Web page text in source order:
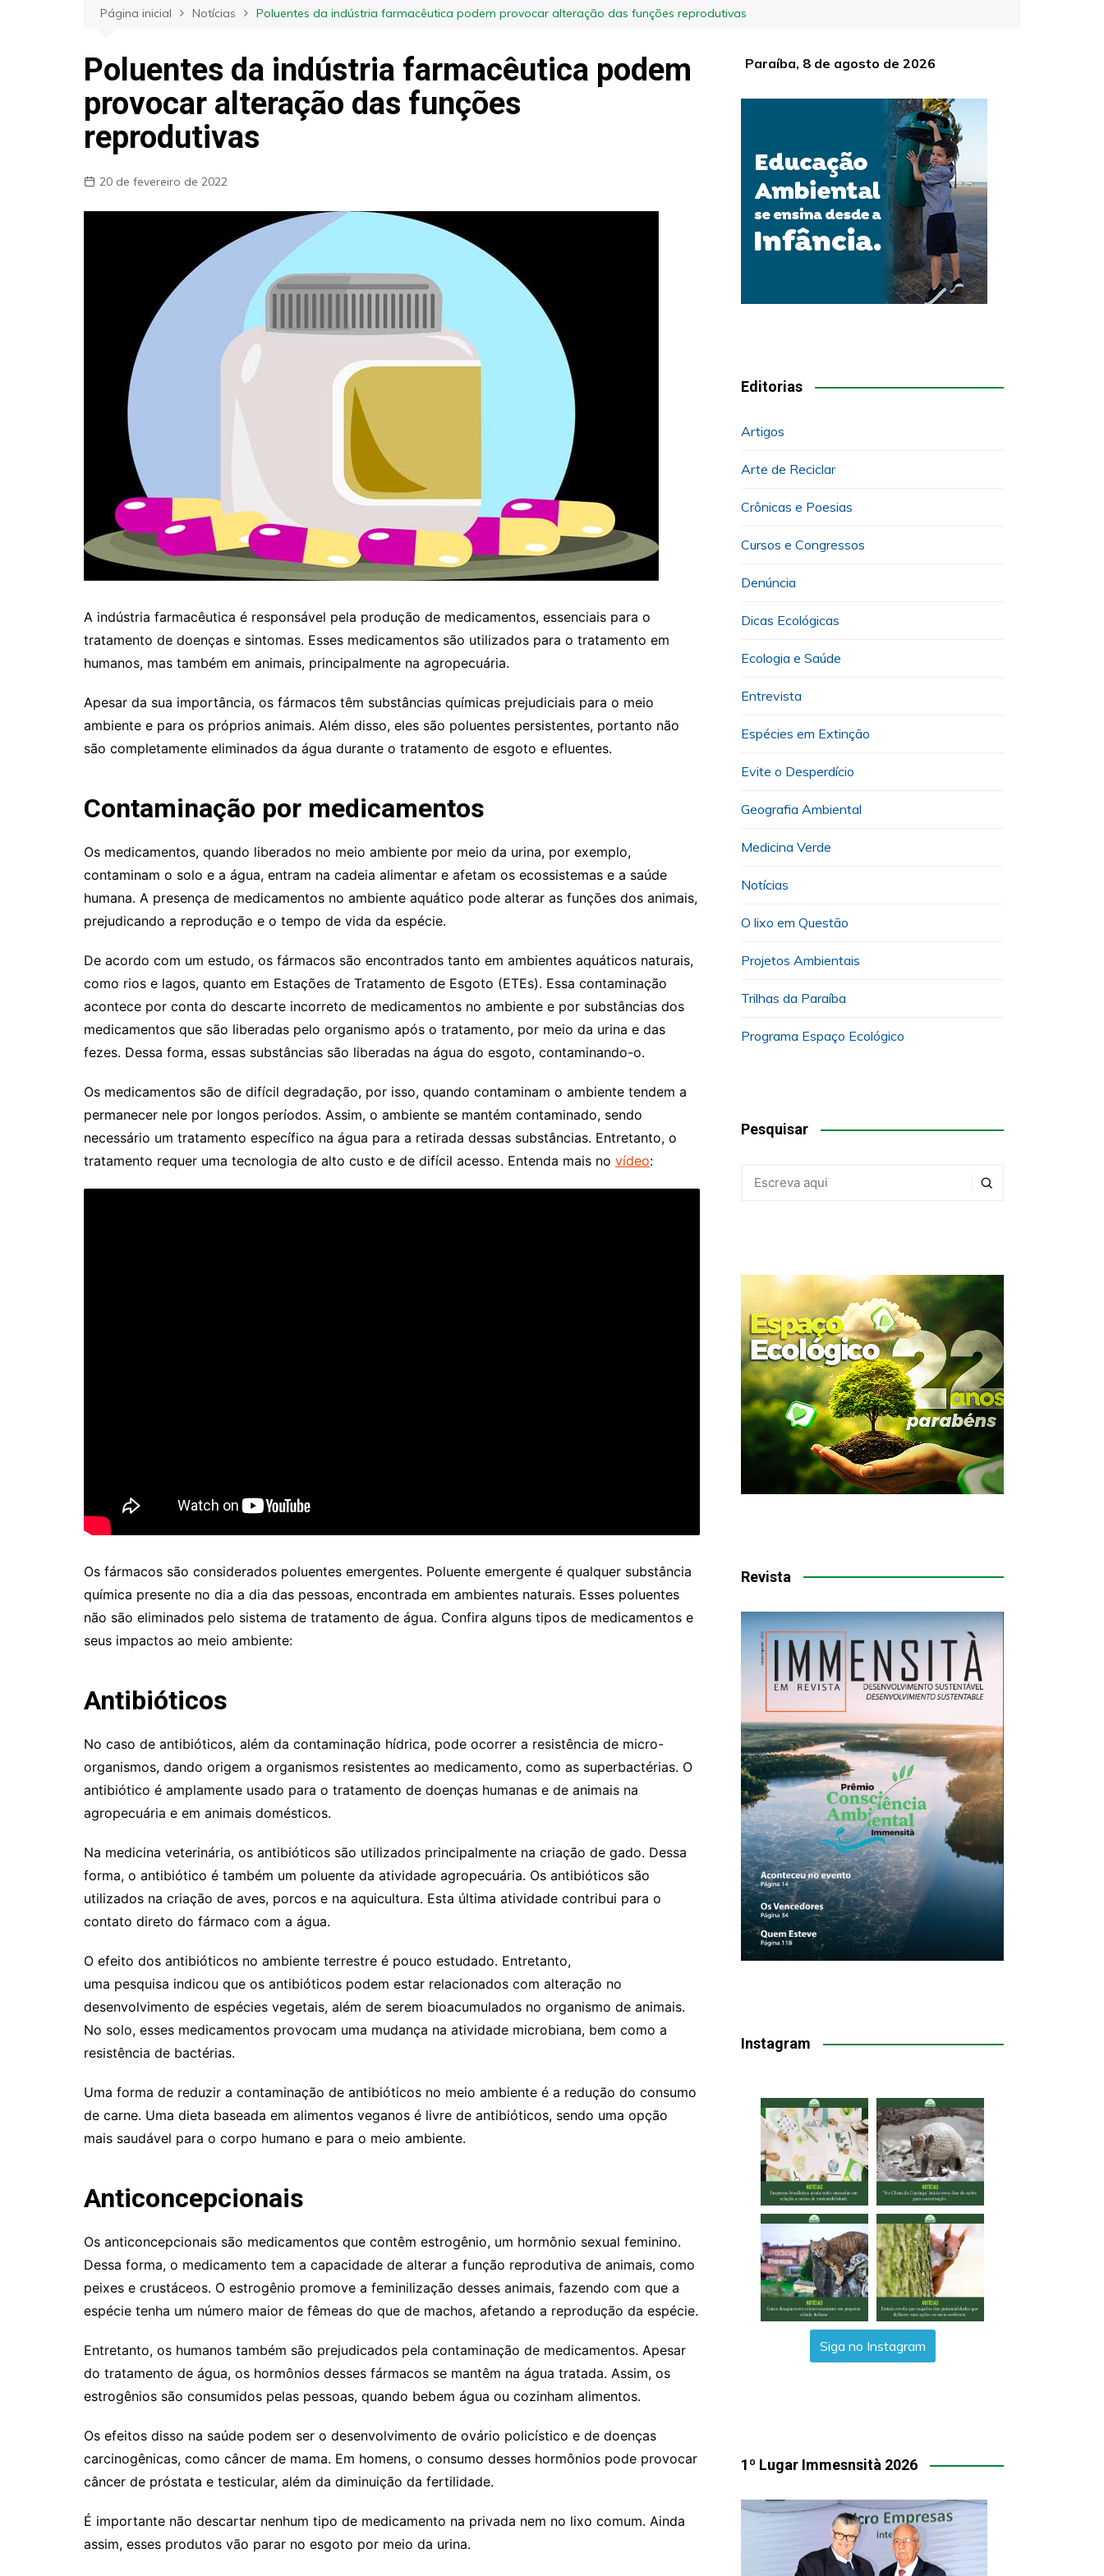
Página inicial Notícias Poluentes da indústria farmacêutica podem provocar alteração das funções reprodutivas
Poluentes da indústria farmacêutica podem
provocar alteração das funções
reprodutivas
20 de fevereiro de 2022
A indústria farmacêutica é responsável pela produção de medicamentos, essenciais para o
tratamento de doenças e sintomas. Esses medicamentos são utilizados para o tratamento em
humanos, mas também em animais, principalmente na agropecuária.
Apesar da sua importância, os fármacos têm substâncias químicas prejudiciais para o meio
ambiente e para os próprios animais. Além disso, eles são poluentes persistentes, portanto não
são completamente eliminados da água durante o tratamento de esgoto e efluentes.
Contaminação por medicamentos
Os medicamentos, quando liberados no meio ambiente por meio da urina, por exemplo,
contaminam o solo e a água, entram na cadeia alimentar e afetam os ecossistemas e a saúde
humana. A presença de medicamentos no ambiente aquático pode alterar as funções dos animais,
prejudicando a reprodução e o tempo de vida da espécie.
De acordo com um estudo, os fármacos são encontrados tanto em ambientes aquáticos naturais,
como rios e lagos, quanto em Estações de Tratamento de Esgoto (ETEs). Essa contaminação
acontece por conta do descarte incorreto de medicamentos no ambiente e por substâncias dos
medicamentos que são liberadas pelo organismo após o tratamento, por meio da urina e das
fezes. Dessa forma, essas substâncias são liberadas na água do esgoto, contaminando-o.
Os medicamentos são de difícil degradação, por isso, quando contaminam o ambiente tendem a
permanecer nele por longos períodos. Assim, o ambiente se mantém contaminado, sendo
necessário um tratamento específico na água para a retirada dessas substâncias. Entretanto, o
tratamento requer uma tecnologia de alto custo e de difícil acesso. Entenda mais no vídeo:
Os fármacos são considerados poluentes emergentes. Poluente emergente é qualquer substância
química presente no dia a dia das pessoas, encontrada em ambientes naturais. Esses poluentes
não são eliminados pelo sistema de tratamento de água. Confira alguns tipos de medicamentos e
seus impactos ao meio ambiente:
Antibióticos
No caso de antibióticos, além da contaminação hídrica, pode ocorrer a resistência de micro-
organismos, dando origem a organismos resistentes ao medicamento, como as superbactérias. O
antibiótico é amplamente usado para o tratamento de doenças humanas e de animais na
agropecuária e em animais domésticos.
Na medicina veterinária, os antibióticos são utilizados principalmente na criação de gado. Dessa
forma, o antibiótico é também um poluente da atividade agropecuária. Os antibióticos são
utilizados na criação de aves, porcos e na aquicultura. Esta última atividade contribui para o
contato direto do fármaco com a água.
O efeito dos antibióticos no ambiente terrestre é pouco estudado. Entretanto,
uma pesquisa indicou que os antibióticos podem estar relacionados com alteração no
desenvolvimento de espécies vegetais, além de serem bioacumulados no organismo de animais.
No solo, esses medicamentos provocam uma mudança na atividade microbiana, bem como a
resistência de bactérias.
Uma forma de reduzir a contaminação de antibióticos no meio ambiente é a redução do consumo
de carne. Uma dieta baseada em alimentos veganos é livre de antibióticos, sendo uma opção
mais saudável para o corpo humano e para o meio ambiente.
Anticoncepcionais
Os anticoncepcionais são medicamentos que contêm estrogênio, um hormônio sexual feminino.
Dessa forma, o medicamento tem a capacidade de alterar a função reprodutiva de animais, como
peixes e crustáceos. O estrogênio promove a feminilização desses animais, fazendo com que a
espécie tenha um número maior de fêmeas do que de machos, afetando a reprodução da espécie.
Entretanto, os humanos também são prejudicados pela contaminação de medicamentos. Apesar
do tratamento de água, os hormônios desses fármacos se mantêm na água tratada. Assim, os
estrogênios são consumidos pelas pessoas, quando bebem água ou cozinham alimentos.
Os efeitos disso na saúde podem ser o desenvolvimento de ovário policístico e de doenças
carcinogênicas, como câncer de mama. Em homens, o consumo desses hormônios pode provocar
câncer de próstata e testicular, além da diminuição da fertilidade.
É importante não descartar nenhum tipo de medicamento na privada nem no lixo comum. Ainda
assim, esses produtos vão parar no esgoto por meio da urina.
Paraíba, 8 de agosto de 2026
Editorias
Artigos
Arte de Reciclar
Crônicas e Poesias
Cursos e Congressos
Denúncia
Dicas Ecológicas
Ecologia e Saúde
Entrevista
Espécies em Extinção
Evite o Desperdício
Geografia Ambiental
Medicina Verde
Notícias
O lixo em Questão
Projetos Ambientais
Trilhas da Paraíba
Programa Espaço Ecológico
Pesquisar
Revista
Instagram
Siga no Instagram
1º Lugar Immesnsità 2026